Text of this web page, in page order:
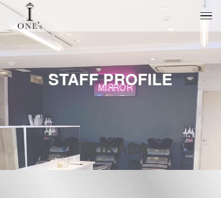
STAFF PROFILE
TSUKASA